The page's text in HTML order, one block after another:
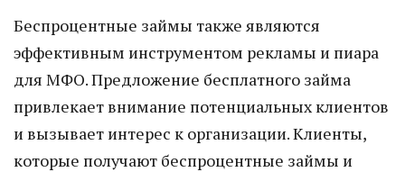
Беспроцентные займы также являются
эффективным инструментом рекламы и пиара
для МФО. Предложение бесплатного займа
привлекает внимание потенциальных клиентов
и вызывает интерес к организации. Клиенты,
которые получают беспроцентные займы и